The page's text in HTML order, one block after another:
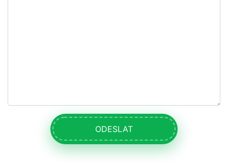
ODESLAT